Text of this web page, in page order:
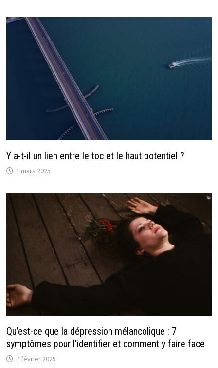
Y a-t-il un lien entre le toc et le haut potentiel ?
1 mars 2025
Qu’est-ce que la dépression mélancolique : 7
symptômes pour l’identifier et comment y faire face
7 février 2025